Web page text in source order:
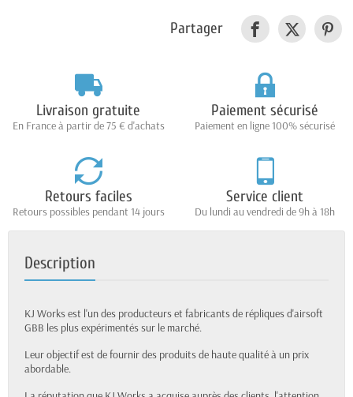
Partager
Livraison gratuite
En France à partir de 75 € d'achats
Paiement sécurisé
Paiement en ligne 100% sécurisé
Retours faciles
Retours possibles pendant 14 jours
Service client
Du lundi au vendredi de 9h à 18h
Description
KJ Works est l'un des producteurs et fabricants de répliques d'airsoft
GBB les plus expérimentés sur le marché.
Leur objectif est de fournir des produits de haute qualité à un prix
abordable.